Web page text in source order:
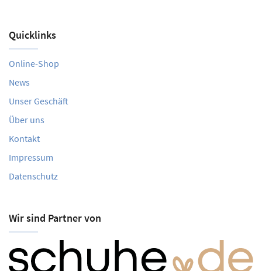
Quicklinks
Online-Shop
News
Unser Geschäft
Über uns
Kontakt
Impressum
Datenschutz
Wir sind Partner von